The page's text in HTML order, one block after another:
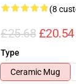
(8
£25.68 £20.54
Type
Ceramic Mug